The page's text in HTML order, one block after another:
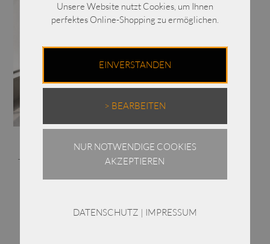
ELLi Marlene-Hose mit
Bundumschlag /
Technostretch / 345-10-
Enthält 19% MwSt.
€239,00
Unsere Website nutzt Cookies, um Ihnen
perfektes Online-Shopping zu ermöglichen.
EINVERSTANDEN
> BEARBEITEN
NUR NOTWENDIGE COOKIES
AKZEPTIEREN
DATENSCHUTZ | IMPRESSUM